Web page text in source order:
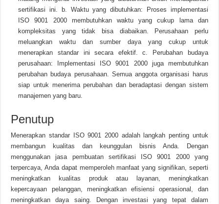
sertifikasi ini. b. Waktu yang dibutuhkan: Proses implementasi
ISO 9001 2000 membutuhkan waktu yang cukup lama dan
kompleksitas yang tidak bisa diabaikan. Perusahaan perlu
meluangkan waktu dan sumber daya yang cukup untuk
menerapkan standar ini secara efektif. c. Perubahan budaya
perusahaan: Implementasi ISO 9001 2000 juga membutuhkan
perubahan budaya perusahaan. Semua anggota organisasi harus
siap untuk menerima perubahan dan beradaptasi dengan sistem
manajemen yang baru.
Penutup
Menerapkan standar ISO 9001 2000 adalah langkah penting untuk
membangun kualitas dan keunggulan bisnis Anda. Dengan
menggunakan jasa pembuatan sertifikasi ISO 9001 2000 yang
terpercaya, Anda dapat memperoleh manfaat yang signifikan, seperti
meningkatkan kualitas produk atau layanan, meningkatkan
kepercayaan pelanggan, meningkatkan efisiensi operasional, dan
meningkatkan daya saing. Dengan investasi yang tepat dalam